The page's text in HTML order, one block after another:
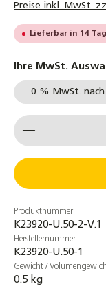
Preise inkl. MwSt.
Lieferbar in 14
Ihre MwSt.
0 % MwSt. nach
Produkt
Produktnummer:
K23920-U.50-2-V.1
Herstellernummer:
K23920-U.50-1
Gewicht /
0.5 kg